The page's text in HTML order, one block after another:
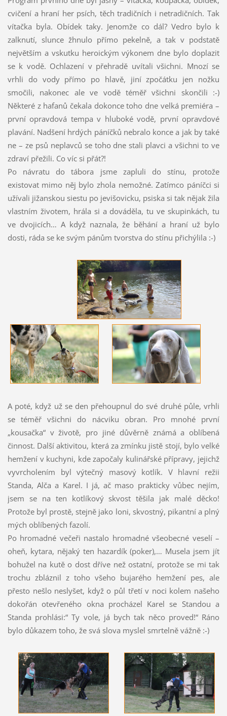
cvičení a hraní her psích, těch tradičních i netradičních. Tak
vítačka byla. Obídek taky. Jenomže co dál? Vedro bylo k
zalknutí, slunce žhnulo přímo pekelně, a tak v podstatě
největším a vskutku heroickým výkonem dne bylo doplazit
se k vodě. Ochlazení v přehradě uvítali všichni. Mnozí se
vrhli do vody přímo po hlavě, jiní zpočátku jen nožku
smočili, nakonec ale ve vodě téměř všichni skončili :-)
Některé z hafanů čekala dokonce toho dne velká premiéra –
první opravdová tempa v hluboké vodě, první opravdové
plavání. Nadšení hrdých páníčků nebralo konce a jak by také
ne – ze psů neplavců se toho dne stali plavci a všichni to ve
zdraví přežili. Co víc si přát?!
Po návratu do tábora jsme zapluli do stínu, protože
existovat mimo něj bylo zhola nemožné. Zatímco páníčci si
užívali jižanskou siestu po jevišovicku, psiska si tak nějak žila
vlastním životem, hrála si a dováděla, tu ve skupinkách, tu
ve dvojicích… A když naznala, že běhání a hraní už bylo
dosti, ráda se ke svým pánům tvorstva do stínu přichýlila :-)
A poté, když už se den přehoupnul do své druhé půle, vrhli
se téměř všichni do nácviku obran. Pro mnohé první
„kousačka“ v životě, pro jiné důvěrně známá a oblíbená
činnost. Další aktivitou, která za zmínku jistě stojí, bylo velké
hemžení v kuchyni, kde započaly kulinářské přípravy, jejichž
vyvrcholením byl výtečný masový kotlík. V hlavní režii
Standa, Alča a Karel. I já, ač maso prakticky vůbec nejím,
jsem se na ten kotlíkový skvost těšila jak malé děcko!
Protože byl prostě, stejně jako loni, skvostný, pikantní a plný
mých oblíbených fazolí.
Po hromadné večeři nastalo hromadné všeobecné veselí –
oheň, kytara, nějaký ten hazardík (poker),… Musela jsem jít
bohužel na kutě o dost dříve než ostatní, protože se mi tak
trochu zbláznil z toho všeho bujarého hemžení pes, ale
přesto nešlo neslyšet, když o půl třetí v noci kolem našeho
dokořán otevřeného okna procházel Karel se Standou a
Standa prohlási:“ Ty vole, já bych tak něco proved!“ Ráno
bylo důkazem toho, že svá slova myslel smrtelně vážně :-)